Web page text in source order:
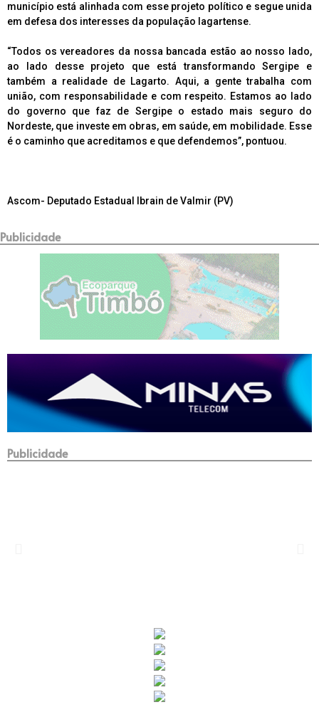
município está alinhada com esse projeto político e segue unida
em defesa dos interesses da população lagartense.
“Todos os vereadores da nossa bancada estão ao nosso lado,
ao lado desse projeto que está transformando Sergipe e
também a realidade de Lagarto. Aqui, a gente trabalha com
união, com responsabilidade e com respeito. Estamos ao lado
do governo que faz de Sergipe o estado mais seguro do
Nordeste, que investe em obras, em saúde, em mobilidade. Esse
é o caminho que acreditamos e que defendemos”, pontuou.
Ascom- Deputado Estadual Ibrain de Valmir (PV)
Publicidade
Publicidade